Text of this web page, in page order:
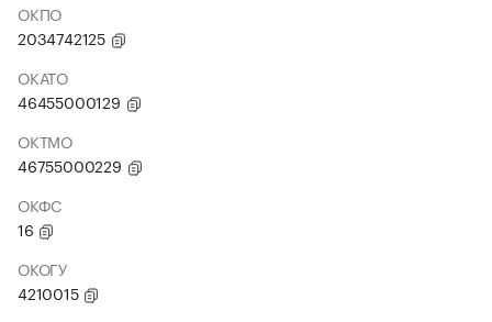
ОКПО
2034742125
ОКАТО
46455000129
ОКТМО
46755000229
ОКФС
16
ОКОГУ
4210015